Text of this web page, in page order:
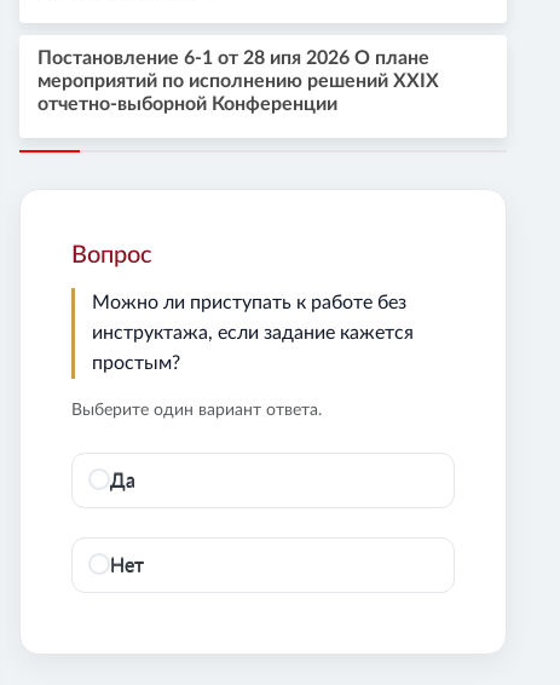
Постановление 6-1 от 28 ипя 2026 О плане
мероприятий по исполнению решений XXIX
отчетно-выборной Конференции
Вопрос
Можно ли приступать к работе без
инструктажа, если задание кажется
простым?
Выберите один вариант ответа.
Да
Нет